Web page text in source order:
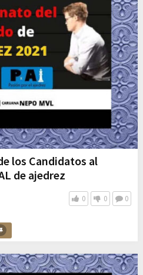
los Candidatos al
de ajedrez
0 0 0